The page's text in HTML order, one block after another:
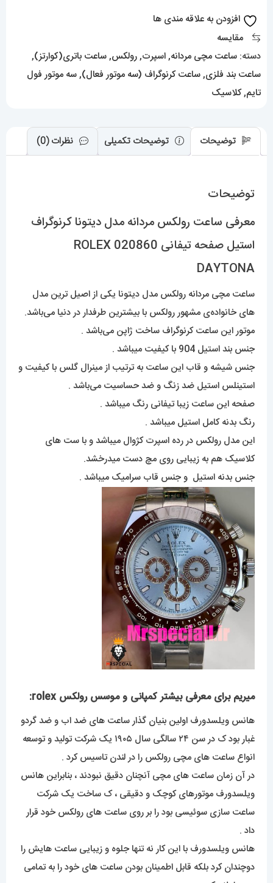
صفحه
ROLEX
DAYTONA
افزودن به علاقه مندی ها
مقایسه
دسته: ساعت مچی مردانه,اسپرت,رولکس,ساعت باتری(کوارتز),
ساعت بند فلزی,ساعت کرنوگراف (سه موتور فعال),سه موتور فول
تایم,کلاسیک
توضیحات توضیحات تکمیلی نظرات (0)
توضیحات
معرفی ساعت رولکس مردانه مدل دیتونا کرنوگراف
استیل صفحه تیفانی 020860 ROLEX
DAYTONA
ساعت مچی مردانه رولکس مدل دیتونا یکی از اصیل ترین مدل
های خانواده‌ی مشهور رولکس با بیشترین طرفدار در دنیا می‌باشد.
موتور این ساعت کرنوگراف ساخت ژاپن می‌باشد .
جنس بند استیل 904 با کیفیت میباشد .
جنس شیشه و قاب این ساعت به ترتیب از مینرال گلس با کیفیت و
استینلس استیل ضد زنگ و ضد حساسیت می‌باشد .
صفحه این ساعت زیبا تیفانی رنگ میباشد .
رنگ بدنه کامل استیل میباشد .
این مدل رولکس در رده اسپرت کژوال میباشد و با ست های
کلاسیک هم به زیبایی روی مچ دست میدرخشد.
جنس بدنه استیل و جنس قاب سرامیک میباشد .
میریم برای معرفی بیشتر کمپانی و موسس رولکس rolex:
هانس ویلسدورف اولین بنیان گذار ساعت های ضد اب و ضد گردو
غبار بود ک در سن ۲۴ سالگی سال ۱۹۰۵ یک شرکت تولید و توسعه
انواع ساعت های مچی رولکس را در لندن تاسیس کرد .
در آن زمان ساعت های مچی آنچنان دقیق نبودند ، بنابراین هانس
ویلسدورف موتورهای کوچک و دقیقی ، ک ساخت یک شرکت
ساعت سازی سوئیسی بود را بر روی ساعت های رولکس خود قرار
داد .
هانس ویلسدورف با این کار نه تنها جلوه و زیبایی ساعت هایش را
دوچندان کرد بلکه قابل اطمینان بودن ساعت های خود را به تمامی